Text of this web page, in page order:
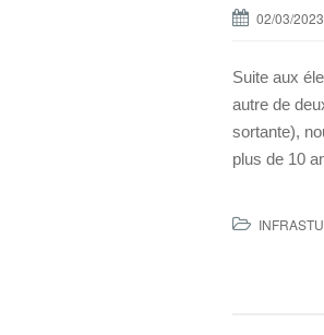
02/03/2023
Suite aux
autre de
sortante),
plus de 10